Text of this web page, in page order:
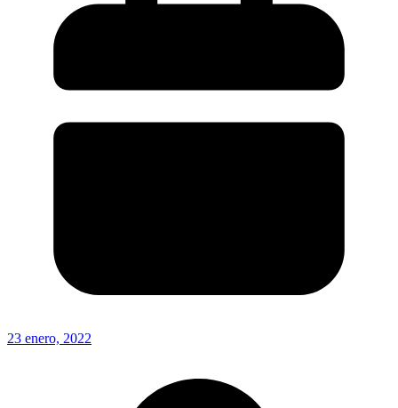
23 enero, 2022